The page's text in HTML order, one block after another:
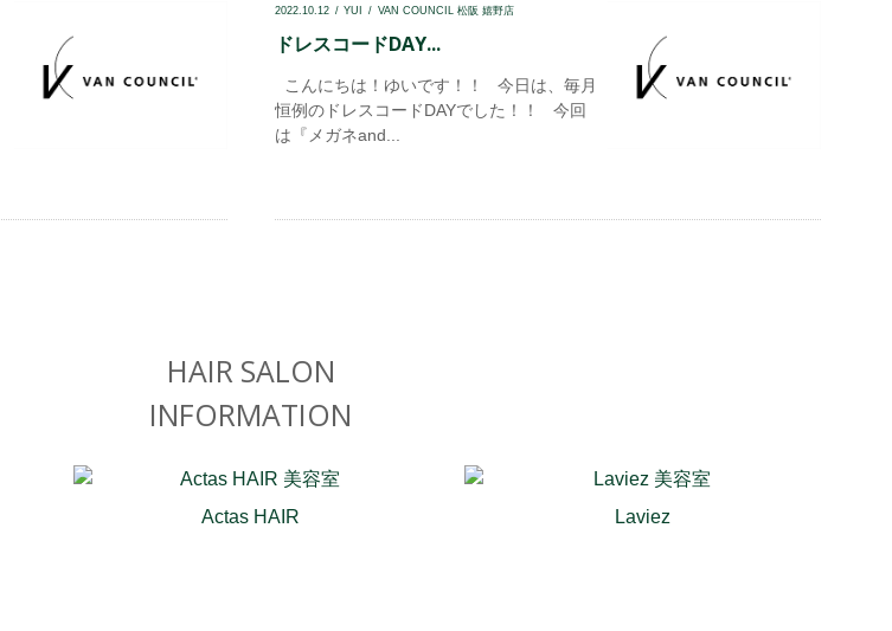
2022.10.12 YUI VAN COUNCIL 松阪 嬉野店
ドレスコードDAY...
こんにちは！ゆいです！！ 今日は、毎月
恒例のドレスコードDAYでした！！ 今回
は『メガネand...
HAIR SALON
INFORMATION
Actas HAIR Laviez